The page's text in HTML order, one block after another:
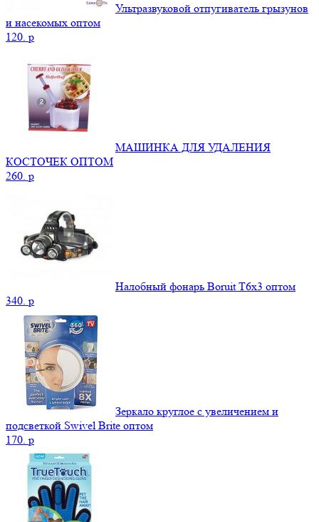
Ультразвуковой отпугиватель грызунов
и насекомых оптом
120. p
МАШИНКА ДЛЯ УДАЛЕНИЯ
КОСТОЧЕК ОПТОМ
260. p
Налобный фонарь Boruit T6x3 оптом
340. p
Зеркало круглое с увеличением и
подсветкой Swivel Brite оптом
170. p